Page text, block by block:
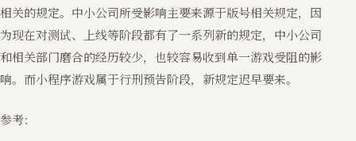
相关的规定。中小公司所受影响主要来源于版号相关规定，因
为现在对测试、上线等阶段都有了一系列新的规定，中小公司
和相关部门磨合的经历较少，也较容易收到单一游戏受阻的影
响。而小程序游戏属于行刑预告阶段，新规定迟早要来。
参考：